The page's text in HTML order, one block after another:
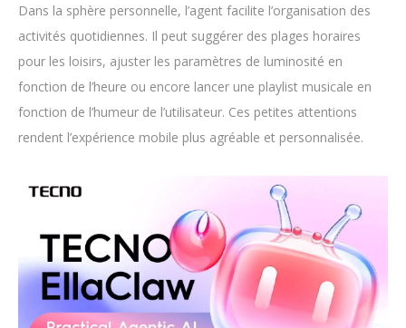
Dans la sphère personnelle, l’agent facilite l’organisation des
activités quotidiennes. Il peut suggérer des plages horaires
pour les loisirs, ajuster les paramètres de luminosité en
fonction de l’heure ou encore lancer une playlist musicale en
fonction de l’humeur de l’utilisateur. Ces petites attentions
rendent l’expérience mobile plus agréable et personnalisée.